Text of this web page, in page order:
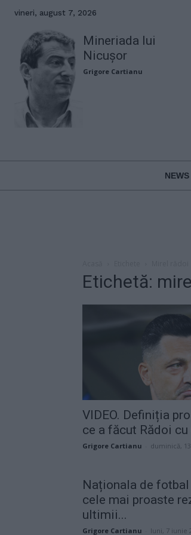
vineri, august 7, 2026
Mineriada lui
Nicușor
Grigore Cartianu
NEWS
Etichetă:
VIDEO. Definiția
ce a făcut Rădoi cu
Grigore Cartianu duminică,
Naționala de fotbal
cele mai proaste
ultimii...
Grigore Cartianu luni, 7 iunie